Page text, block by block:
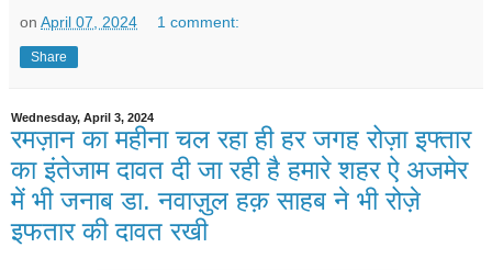
on April 07, 2024 1 comment:
Share
Wednesday, April 3, 2024
रमज़ान का महीना चल रहा ही हर जगह रोज़ा इफ्तार
का इंतेजाम दावत दी जा रही है हमारे शहर ऐ अजमेर
में भी जनाब डा. नवाज़ुल हक़ साहब ने भी रोज़े
इफतार की दावत रखी